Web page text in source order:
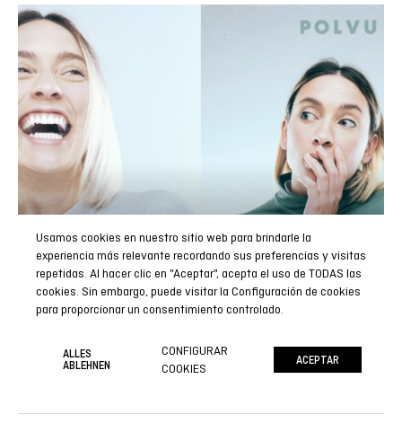
Usamos cookies en nuestro sitio web para brindarle la
experiencia más relevante recordando sus preferencias y visitas
repetidas. Al hacer clic en "Aceptar", acepta el uso de TODAS las
cookies. Sin embargo, puede visitar la Configuración de cookies
para proporcionar un consentimiento controlado.
ALLES
ABLEHNEN
CONFIGURAR
COOKIES
ACEPTAR